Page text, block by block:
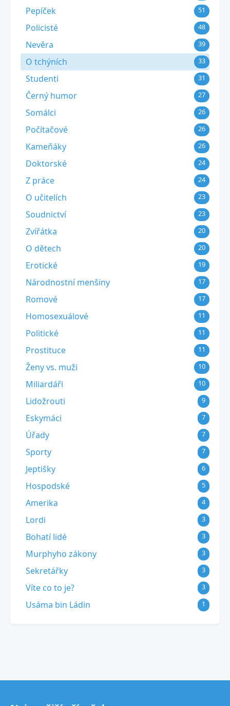
Pepíček 51
Policisté 48
Nevěra 39
O tchýních 33
Studenti 31
Černý humor 27
Somálci 26
Počítačové 26
Kameňáky 26
Doktorské 24
Z práce 24
O učitelích 23
Soudnictví 23
Zvířátka 20
O dětech 20
Erotické 19
Národnostní menšiny 17
Romové 17
Homosexuálové 11
Politické 11
Prostituce 11
Ženy vs. muži 10
Miliardáři 10
Lidožrouti 9
Eskymáci 7
Úřady 7
Sporty 7
Jeptišky 6
Hospodské 5
Amerika 4
Lordi 3
Bohatí lidé 3
Murphyho zákony 3
Sekretářky 3
Víte co to je? 3
Usáma bin Ládin 1